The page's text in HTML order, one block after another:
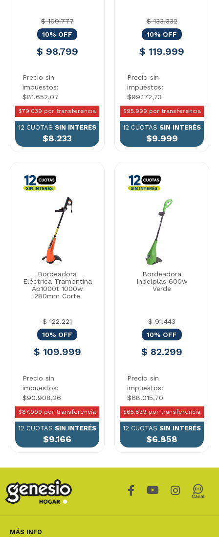
$ 109.777
10% OFF
$ 98.799
Precio sin
impuestos:
$81.652,07
$79.039 por transferencia
12 CUOTAS SIN INTERÉS
$8.233
$ 133.332
10% OFF
$ 119.999
Precio sin
impuestos:
$99.172,73
$95.999 por transferencia
12 CUOTAS SIN INTERÉS
$9.999
Bordeadora
Eléctrica Tramontina
Ap1000t 1000w
280mm Corte
$ 122.221
10% OFF
$ 109.999
Precio sin
impuestos:
$90.908,26
$87.999 por transferencia
12 CUOTAS SIN INTERÉS
$9.166
Bordeadora
Indelplas 600w
Verde
$ 91.443
10% OFF
$ 82.299
Precio sin
impuestos:
$68.015,70
$65.839 por transferencia
12 CUOTAS SIN INTERÉS
$6.858
MÁS INFO